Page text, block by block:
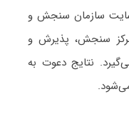
سازمان سنجش و
سنجش، پذیرش و
نتایج دعوت به